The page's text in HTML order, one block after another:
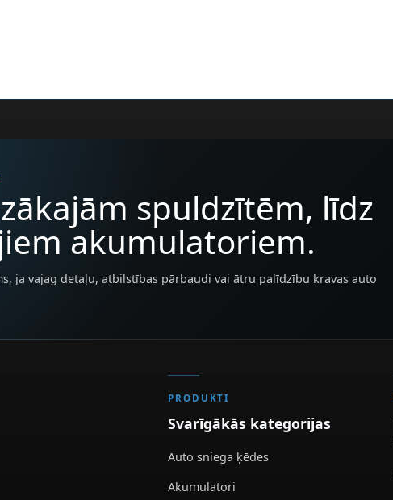
spuldzītēm, līdz
akumulatoriem.
ja vajag detaļu, atbilstības pārbaudi vai ātru palīdzību kravas auto
PRODUKTI
Svarīgākās kategorijas
Auto sniega ķēdes
Akumulatori